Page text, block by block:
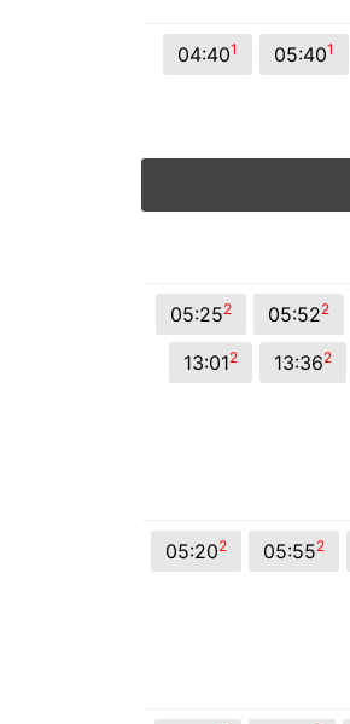
04:401 05:401
05:252 05:522
13:012 13:362
05:202 05:552